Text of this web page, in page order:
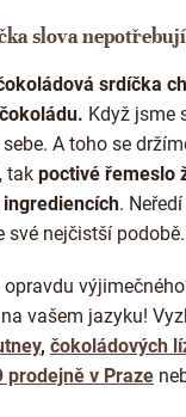
slova
srdíčka
čokoládu. Když jsme
A toho se
tak poctivé řemeslo
.
své nejčistší
vašem jazyku!
, čokoládových
prodejně v Praze